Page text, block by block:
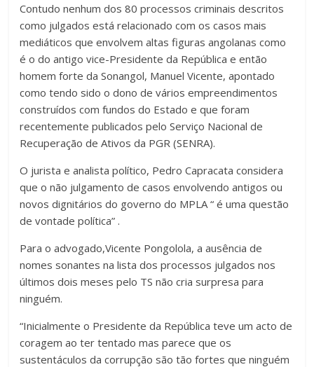
Contudo nenhum dos 80 processos criminais descritos
como julgados está relacionado com os casos mais
mediáticos que envolvem altas figuras angolanas como
é o do antigo vice-Presidente da República e então
homem forte da Sonangol, Manuel Vicente, apontado
como tendo sido o dono de vários empreendimentos
construídos com fundos do Estado e que foram
recentemente publicados pelo Serviço Nacional de
Recuperação de Ativos da PGR (SENRA).
O jurista e analista político, Pedro Capracata considera
que o não julgamento de casos envolvendo antigos ou
novos dignitários do governo do MPLA “ é uma questão
de vontade política” .
Para o advogado,Vicente Pongolola, a ausência de
nomes sonantes na lista dos processos julgados nos
últimos dois meses pelo TS não cria surpresa para
ninguém.
“Inicialmente o Presidente da República teve um acto de
coragem ao ter tentado mas parece que os
sustentáculos da corrupção são tão fortes que ninguém